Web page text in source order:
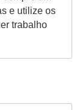
e utilize os
trabalho